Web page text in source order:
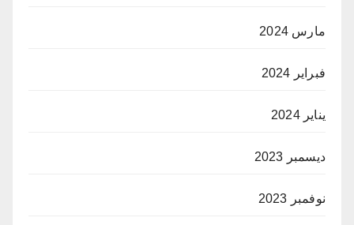
مارس 2024
فبراير 2024
يناير 2024
ديسمبر 2023
نوفمبر 2023